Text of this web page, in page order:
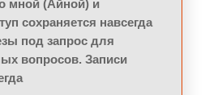
мной (Айной) и
сохраняется навсегда
под запрос для
вопросов. Записи